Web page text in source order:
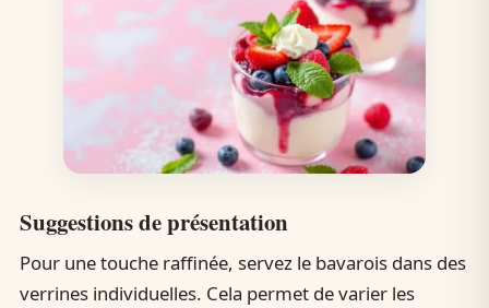
Suggestions de présentation
Pour une touche raffinée, servez le bavarois dans des
verrines individuelles. Cela permet de varier les